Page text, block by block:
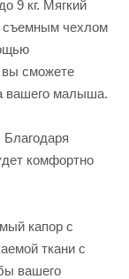
9 кг. Мягкий
съемным чехлом
вы сможете
вашего малыша.
комфортно
капор с
ткани с
вашего